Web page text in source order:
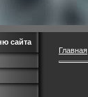
сайта
Главная